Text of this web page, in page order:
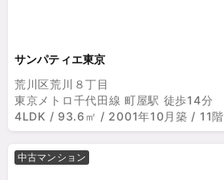
サンパティエ東京
荒川区荒川８丁目
東京メトロ千代田線 町屋駅 徒歩14分
4LDK / 93.6㎡ / 2001年10月築 / 11階
中古マンション